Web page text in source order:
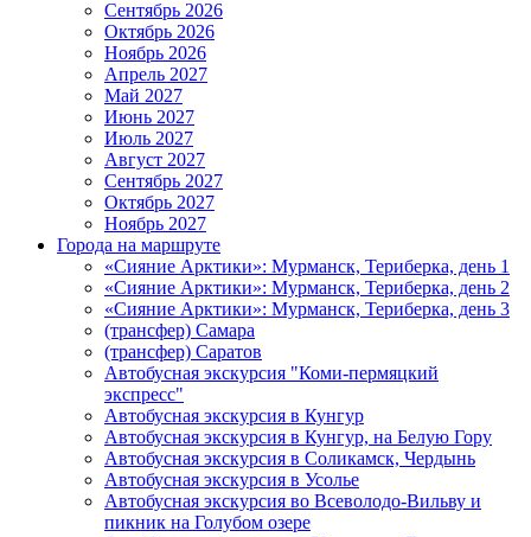
Сентябрь 2026
Октябрь 2026
Ноябрь 2026
Апрель 2027
Май 2027
Июнь 2027
Июль 2027
Август 2027
Сентябрь 2027
Октябрь 2027
Ноябрь 2027
Города на маршруте
«Сияние Арктики»: Мурманск, Териберка, день 1
«Сияние Арктики»: Мурманск, Териберка, день 2
«Сияние Арктики»: Мурманск, Териберка, день 3
(трансфер) Самара
(трансфер) Саратов
Автобусная экскурсия "Коми-пермяцкий
экспресс"
Автобусная экскурсия в Кунгур
Автобусная экскурсия в Кунгур, на Белую Гору
Автобусная экскурсия в Соликамск, Чердынь
Автобусная экскурсия в Усолье
Автобусная экскурсия во Всеволодо-Вильву и
пикник на Голубом озере